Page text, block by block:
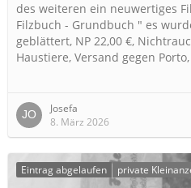
des weiteren ein neuwertiges
Filzbuch - Grundbuch " es
geblättert, NP 22,00 €,
Haustiere, Versand gegen
Josefa
8. März 2026
Eintrag abgelaufen private